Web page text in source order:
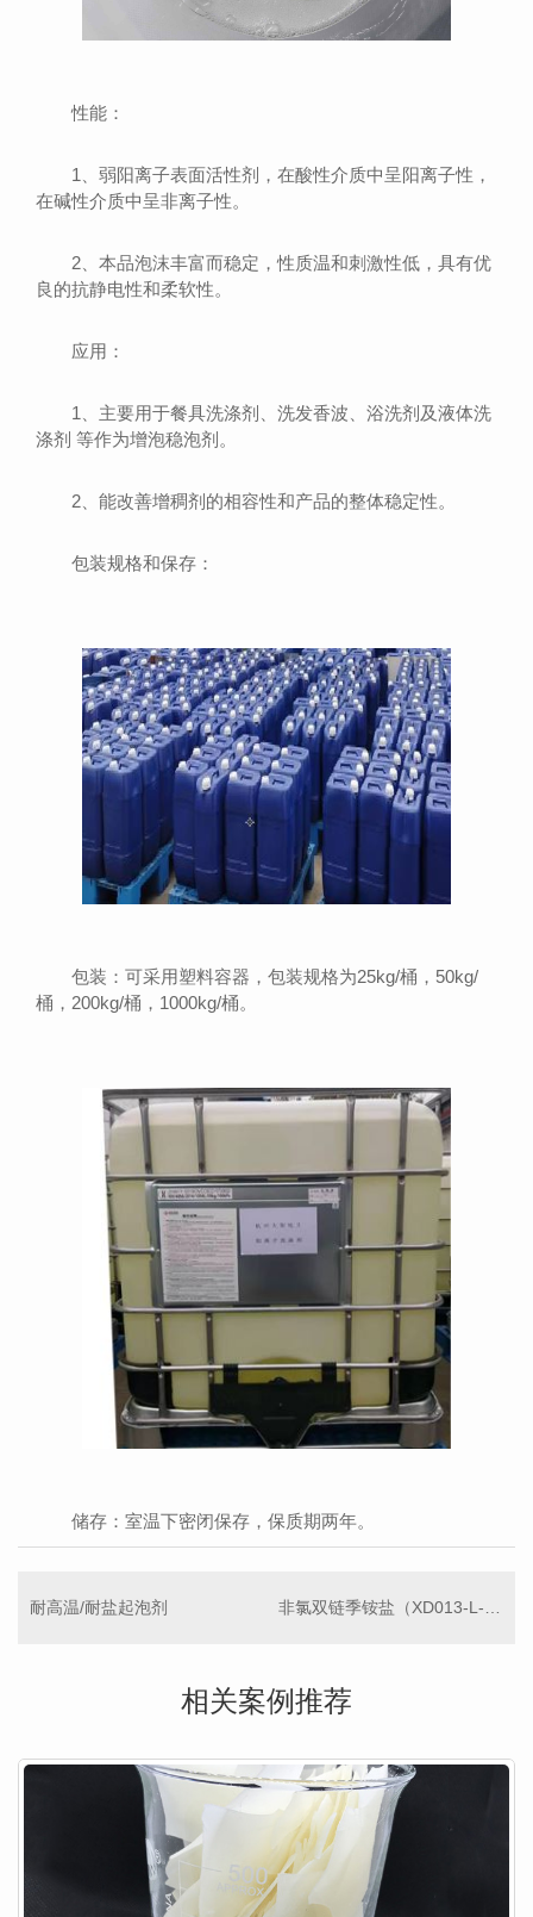
性能：
1、弱阳离子表面活性剂，在酸性介质中呈阳离子性，
在碱性介质中呈非离子性。
2、本品泡沫丰富而稳定，性质温和刺激性低，具有优
良的抗静电性和柔软性。
应用：
1、主要用于餐具洗涤剂、洗发香波、浴洗剂及液体洗
涤剂 等作为增泡稳泡剂。
2、能改善增稠剂的相容性和产品的整体稳定性。
包装规格和保存：
包装：可采用塑料容器，包装规格为25kg/桶，50kg/
桶，200kg/桶，1000kg/桶。
储存：室温下密闭保存，保质期两年。
耐高温/耐盐起泡剂 非氯双链季铵盐（XD013-L-80）
相关案例推荐